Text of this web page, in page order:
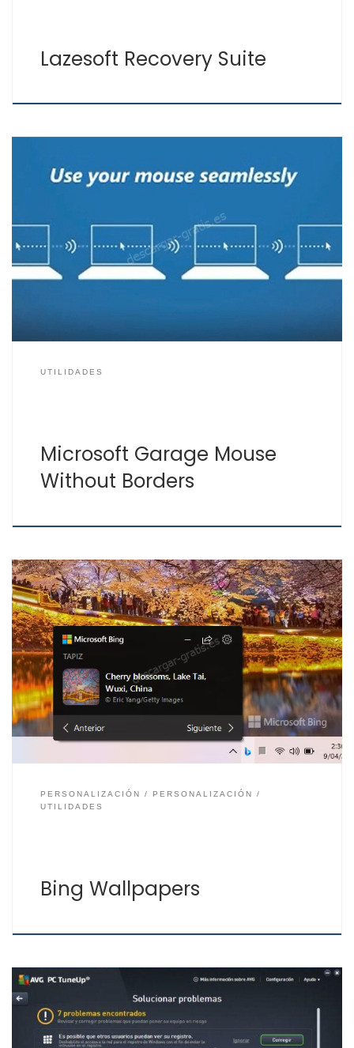
Lazesoft Recovery Suite
más de un ordenador? Con Microsoft Garage mouse
Without borders «Ratón sin bordes» puedes manejar
hasta cuatro PC con Windows con un solo teclado y
ratón. Sin tener que cambiar de teclado y ratón cada
vez que quieres manejar uno de […]
UTILIDADES
Microsoft Garage Mouse
Without Borders
¿Quieres tener los mejores fondos de escritorio en
Windows? Si has usado el buscador Bing habrás visto
que los fondos de la página principal son muy
interesantes, estos son los mismos que puedes tener
en tu escritorio con Bing Wallpaper. Bing te proporciona
una aplicación para que cada día tengas […]
PERSONALIZACIÓN
PERSONALIZACIÓN
UTILIDADES
Bing Wallpapers
Esta aplicación de limpieza y opcimización del sistema
operativo Windows y MacOS, antes se denominaba